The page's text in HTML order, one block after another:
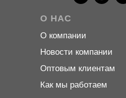
О НАС
О компании
Оптовым клиентам
Новости компании
Как мы работаем